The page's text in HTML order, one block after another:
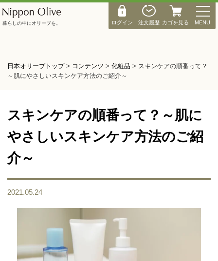
ログイン 注文履歴 カゴを見る
M
E
N
MENU
暮らしの中にオリーブを。
日本オリーブトップ> コンテンツ > 化粧品 > スキンケアの順番って？
～肌にやさしいスキンケア方法のご紹介～
スキンケアの順番って？～肌に
やさしいスキンケア方法のご紹
介～
2021.05.24